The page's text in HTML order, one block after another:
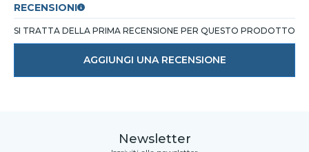
RECENSIONI
SI TRATTA DELLA PRIMA RECENSIONE PER QUESTO PRODOTTO
AGGIUNGI UNA RECENSIONE
Newsletter